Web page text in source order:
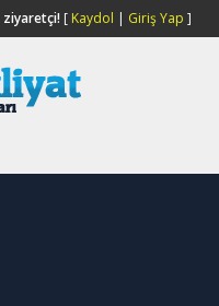
ziyaretçi![ Kaydol | Giriş Yap ]